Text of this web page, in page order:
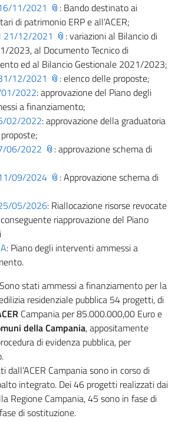
11/2021
: Bando destinato ai
di patrimonio ERP e all’ACER;
21/12/2021
: variazioni al Bilancio di
2023, al Documento Tecnico di
ed al Bilancio Gestionale 2021/2023;
12/2021
: elenco delle proposte;
2022: approvazione del Piano degli
a finanziamento;
02/2022: approvazione della graduatoria
06/2022
: approvazione schema di
09/2024
: Approvazione schema di
05/2026: Riallocazione risorse revocate
riapprovazione del Piano
: Piano degli interventi ammessi a
stati ammessi a finanziamento per la
residenziale pubblica 54 progetti, di
Campania per 85.000.000,00 Euro e
della Campania, appositamente
di evidenza pubblica, per
dall’ACER Campania sono in corso di
integrato. Dei 46 progetti realizzati dai
Regione Campania, 45 sono in fase di
di sostituzione.